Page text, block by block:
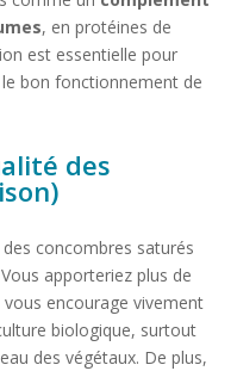
, en protéines de
est essentielle pour
bon fonctionnement de
des
concombres saturés
apporteriez plus de
vous encourage vivement
biologique, surtout
des végétaux. De plus,